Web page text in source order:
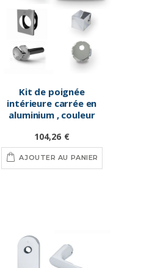
Kit de poignée
intérieure carrée en
aluminium , couleur
104,26 €
AJOUTER AU PANIER